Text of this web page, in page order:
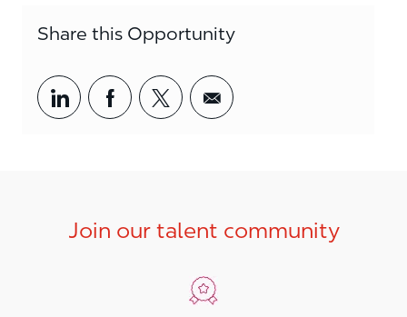
Share this Opportunity
Share via LinkedIn
Share via Facebook
Share via twitter
Share via email
Join our talent community